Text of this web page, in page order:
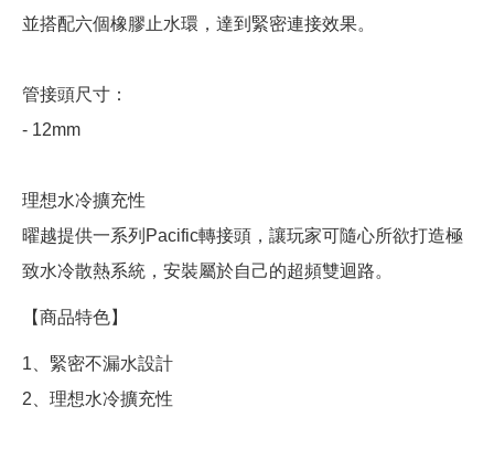
並搭配六個橡膠止水環，達到緊密連接效果。
管接頭尺寸：
- 12mm
理想水冷擴充性
曜越提供一系列Pacific轉接頭，讓玩家可隨心所欲打造極
致水冷散熱系統，安裝屬於自己的超頻雙迴路。
【商品特色】
1、緊密不漏水設計
2、理想水冷擴充性